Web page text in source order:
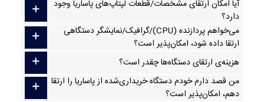
آیا امکان ارتقا‌ی مشخصات/قطعات لپتاپ‌های پاساریا وجود
دارد؟
می‌خواهم پردازنده (CPU)/گرافیک/نمایشگر دستگاهی
ارتقا داده شود، امکان‌پذیر است؟
هزینه‌ی ارتقای دستگاه‌ها چقدر است؟
من قصد دارم خودم دستگاه خریداری‌شده از پاساریا را ارتقا
دهم، امکان‌پذیر است؟